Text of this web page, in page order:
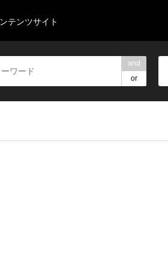
テンツサイト
and
or